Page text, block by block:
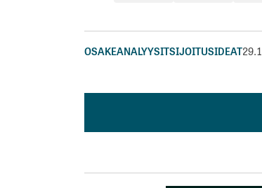
OSAKEANALYYSITSIJOITUSIDEAT
ja suosituksia nostetaan ja